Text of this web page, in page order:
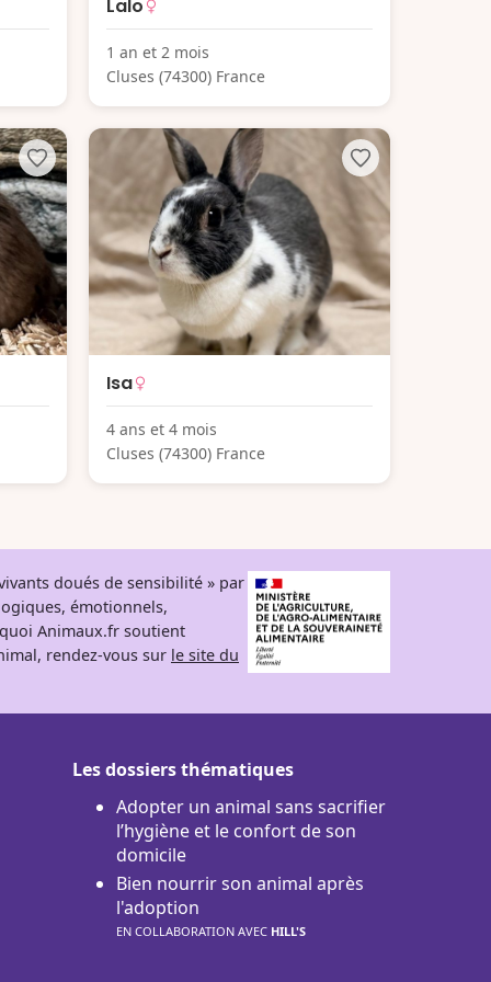
Lalo
1 an et 2 mois
Cluses (74300) France
Isa
4 ans et 4 mois
Cluses (74300) France
doués de sensibilité » par
émotionnels,
Animaux.fr soutient
rendez-vous sur le site du
Les dossiers thématiques
Adopter un animal sans sacrifier
l’hygiène et le confort de son
domicile
Bien nourrir son animal après
l'adoption
EN COLLABORATION AVEC HILL'S